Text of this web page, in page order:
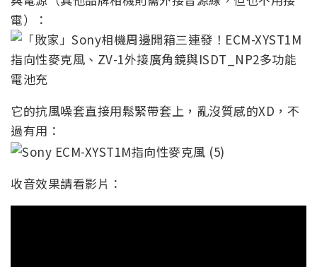
電）：
它的抗風噪套直接用鬆緊帶套上，亂沒質感的XD，不
過有用：
收音效果請看影片：